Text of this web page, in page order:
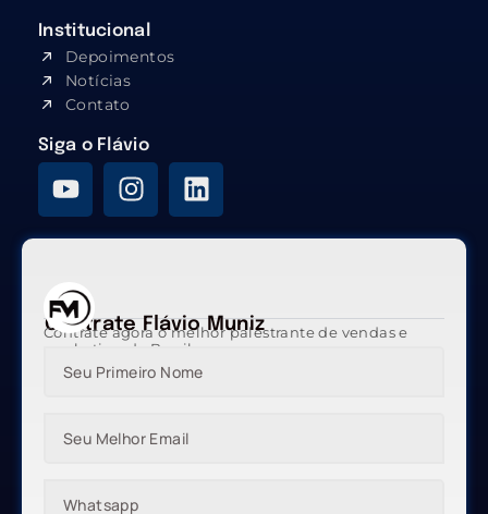
Institucional
Depoimentos
Notícias
Contato
Siga o Flávio
Contrate Flávio Muniz
Contrate agora o melhor palestrante de vendas e
marketing do Brasil